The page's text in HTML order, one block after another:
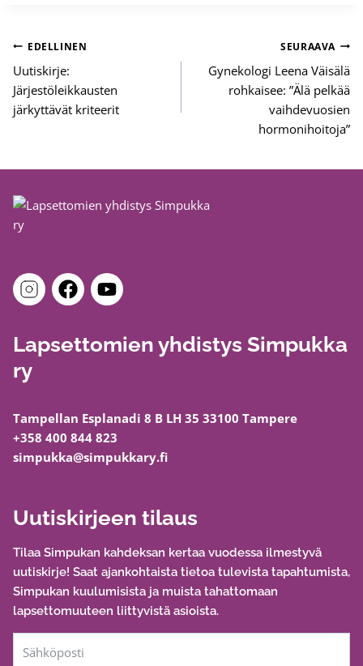
Artikkelien
selaus
EDELLINEN
Uutiskirje:
Järjestöleikkausten
järkyttävät kriteerit
SEURAAVA
Gynekologi Leena Väisälä
rohkaisee: ”Älä pelkää
vaihdevuosien
hormonihoitoja”
Lapsettomien yhdistys Simpukka
ry
Tampellan Esplanadi 8 B LH 35 33100 Tampere
+358 400 844 823
simpukka@simpukkary.fi
Uutiskirjeen tilaus
Tilaa Simpukan kahdeksan kertaa vuodessa ilmestyvä
uutiskirje! Saat ajankohtaista tietoa tulevista tapahtumista,
Simpukan kuulumisista ja muista tahattomaan
lapsettomuuteen liittyvistä asioista.